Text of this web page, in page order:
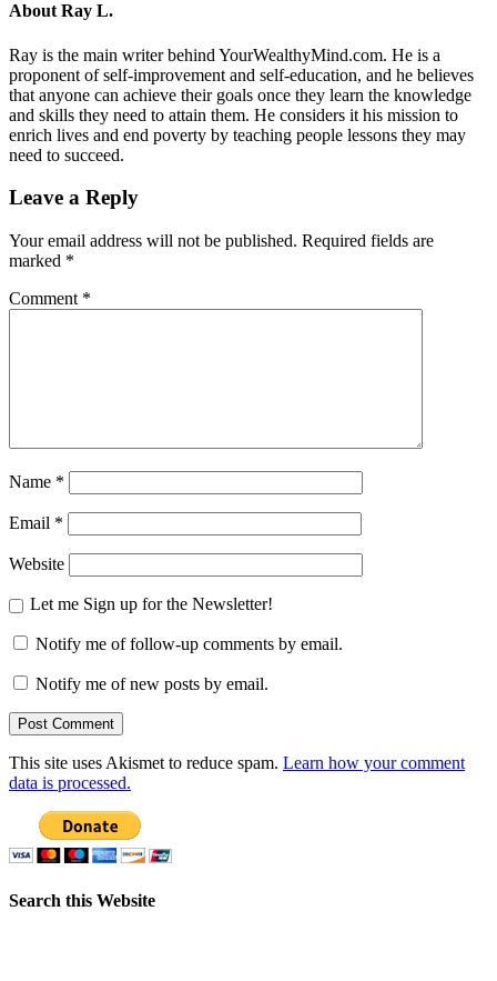
About Ray L.
Ray is the main writer behind YourWealthyMind.com. He is a
proponent of self-improvement and self-education, and he believes
that anyone can achieve their goals once they learn the knowledge
and skills they need to attain them. He considers it his mission to
enrich lives and end poverty by teaching people lessons they may
need to succeed.
Leave a Reply
Your email address will not be published. Required fields are
marked *
Comment *
Name *
Email *
Website
Let me Sign up for the Newsletter!
Notify me of follow-up comments by email.
Notify me of new posts by email.
This site uses Akismet to reduce spam. Learn how your comment
data is processed.
Search this Website